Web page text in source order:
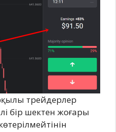
трейдерлер
бір шектен жоғары